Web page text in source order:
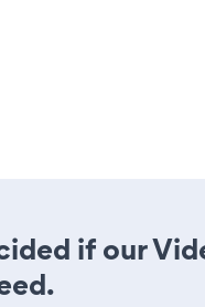
if our